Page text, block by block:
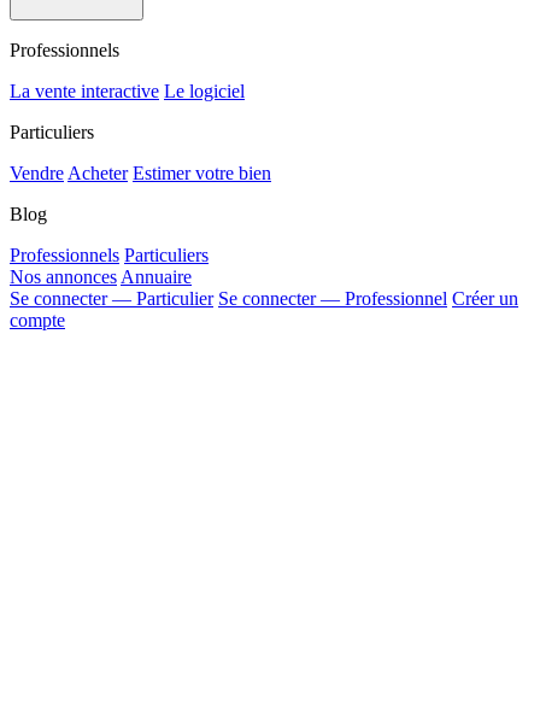
Professionnels
La vente interactive Le logiciel
Particuliers
Vendre Acheter Estimer votre bien
Blog
Professionnels Particuliers
Nos annonces Annuaire
Se connecter — Particulier Se connecter — Professionnel Créer un
compte